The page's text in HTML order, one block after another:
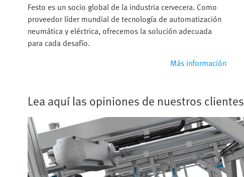
Festo es un socio global de la industria cervecera. Como
proveedor líder mundial de tecnología de automatización
neumática y eléctrica, ofrecemos la solución adecuada
para cada desafío.
Más información
Lea aquí las opiniones de nuestros clientes